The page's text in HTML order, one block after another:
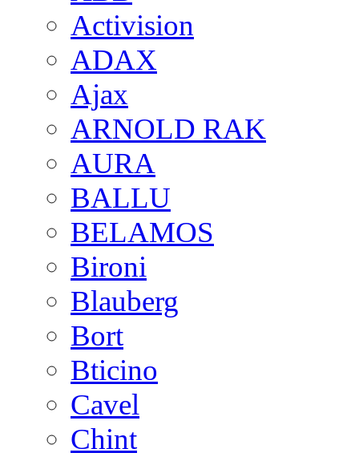
Activision
ADAX
Ajax
ARNOLD RAK
AURA
BALLU
BELAMOS
Bironi
Blauberg
Bort
Bticino
Cavel
Chint